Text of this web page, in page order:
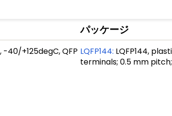
-40/+125degC, QFP
パッケージ
LQFP144: LQFP144,
terminals; 0.5 mm